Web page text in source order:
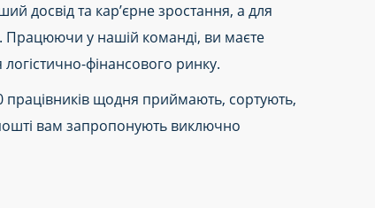
досвід та кар’єрне зростання, а для
Працюючи у нашій команді, ви маєте
фінансового ринку.
працівників щодня приймають, сортують,
вам запропонують виключно